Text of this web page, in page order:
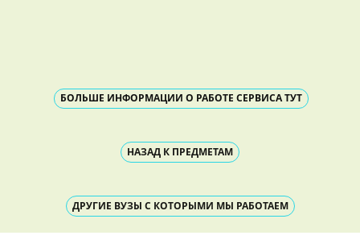
БОЛЬШЕ ИНФОРМАЦИИ О РАБОТЕ СЕРВИСА ТУТ
НАЗАД К ПРЕДМЕТАМ
ДРУГИЕ ВУЗЫ С КОТОРЫМИ МЫ РАБОТАЕМ